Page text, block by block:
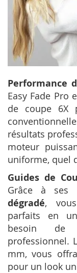
Performance
Easy Fade Pro
de coupe 6X
résultats
moteur
uniforme, quel
Guides de
Grâce à ses
dégradé,
parfaits en
besoin de
professionnel.
mm, vous
pour un look